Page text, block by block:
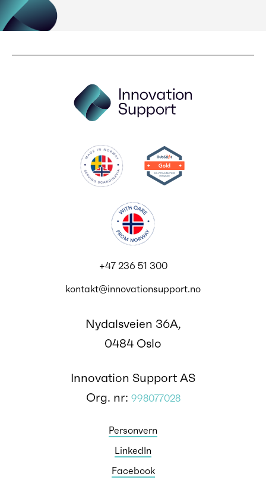
+47 236 51 300
kontakt@innovationsupport.no
Nydalsveien 36A,
0484 Oslo
Innovation Support AS
Org. nr: 998077028
Personvern
LinkedIn
Facebook